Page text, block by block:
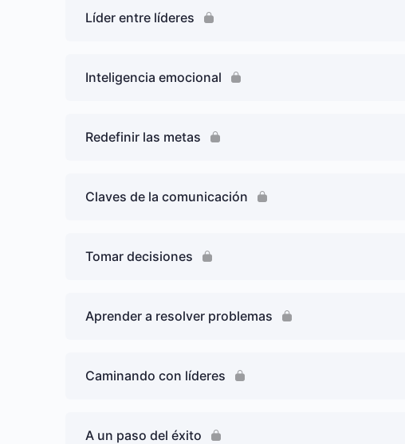
Líder entre líderes
Inteligencia emocional
Redefinir las metas
Claves de la comunicación
Tomar decisiones
Aprender a resolver problemas
Caminando con líderes
A un paso del éxito